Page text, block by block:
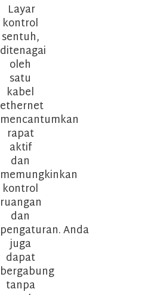
Layar
kontrol
sentuh,
ditenagai
oleh
satu
kabel
ethernet
mencantumkan
rapat
aktif
dan
memungkinkan
kontrol
ruangan
dan
pengaturan. Anda
juga
dapat
bergabung
tanpa